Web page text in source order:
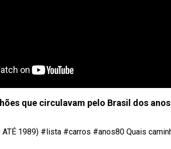
que circulavam pelo Brasil dos
ATÉ 1989) #lista #carros #anos80 Quais